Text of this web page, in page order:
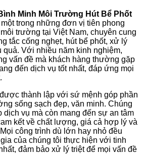
Minh Môi Trường Hút Bể Phốt
một trong những đơn vị tiên phong
trường tại Việt Nam, chuyên cung
tắc cống nghẹt, hút bể phốt, xử lý
quả. Với nhiều năm kinh nghiệm,
vấn đề mà khách hàng thường gặp
đến dịch vụ tốt nhất, đáp ứng mọi
thành lập với sứ mệnh góp phần
sống sạch đẹp, văn minh. Chúng
dịch vụ mà còn mang đến sự an tâm
kết về chất lượng, giá cả hợp lý và
công trình dù lớn hay nhỏ đều
của chúng tôi thực hiện với tinh
đảm bảo xử lý triệt để mọi vấn đề